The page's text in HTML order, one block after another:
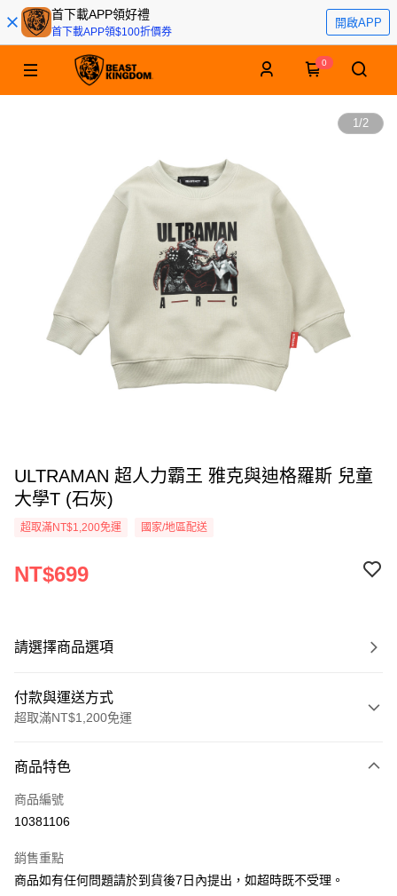
首下載APP領好禮
首下載APP領$100折價券
開啟APP
0
1/2
ULTRAMAN 超人力霸王 雅克與迪格羅斯 兒童
大學T (石灰)
超取滿NT$1,200免運 國家/地區配送
NT$699
請選擇商品選項
付款與運送方式
超取滿NT$1,200免運
信用卡一次付款
LINE Pay
街口支付
商品特色
商品編號
10381106
銷售重點
商品如有任何問題請於到貨後7日內提出，如超時既不受理。